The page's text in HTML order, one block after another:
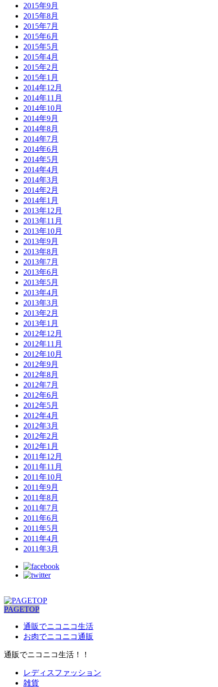
2015年9月
2015年8月
2015年7月
2015年6月
2015年5月
2015年4月
2015年2月
2015年1月
2014年12月
2014年11月
2014年10月
2014年9月
2014年8月
2014年7月
2014年6月
2014年5月
2014年4月
2014年3月
2014年2月
2014年1月
2013年12月
2013年11月
2013年10月
2013年9月
2013年8月
2013年7月
2013年6月
2013年5月
2013年4月
2013年3月
2013年2月
2013年1月
2012年12月
2012年11月
2012年10月
2012年9月
2012年8月
2012年7月
2012年6月
2012年5月
2012年4月
2012年3月
2012年2月
2012年1月
2011年12月
2011年11月
2011年10月
2011年9月
2011年8月
2011年7月
2011年6月
2011年5月
2011年4月
2011年3月
PAGETOP
通販でニコニコ生活
お肉でニコニコ通販
通販でニコニコ生活！！
レディスファッション
雑貨